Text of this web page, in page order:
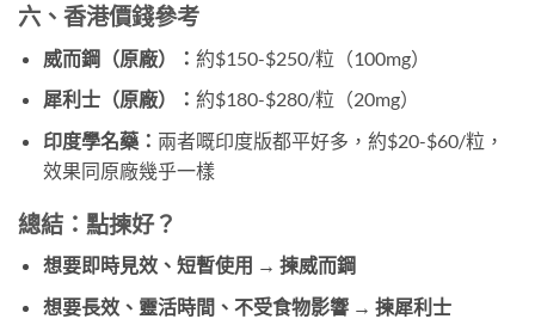
六、香港價錢參考
威而鋼（原廠）： 約$150-$250/粒（100mg）
犀利士（原廠）： 約$180-$280/粒（20mg）
印度學名藥： 兩者嘅印度版都平好多，約$20-$60/粒，
效果同原廠幾乎一樣
總結：點揀好？
想要即時見效、短暫使用 → 揀威而鋼
想要長效、靈活時間、不受食物影響 → 揀犀利士